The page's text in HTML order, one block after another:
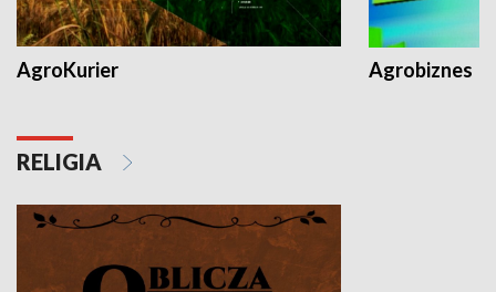
AgroKurier Agrobiznes
RELIGIA